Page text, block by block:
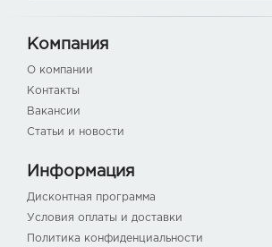
Компания
О компании
Контакты
Вакансии
Статьи и новости
Информация
Дисконтная программа
Условия оплаты и доставки
Политика конфиденциальности